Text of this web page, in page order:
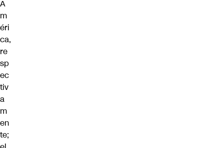
A
m
éri
ca,
re
sp
ec
tiv
a
m
en
te;